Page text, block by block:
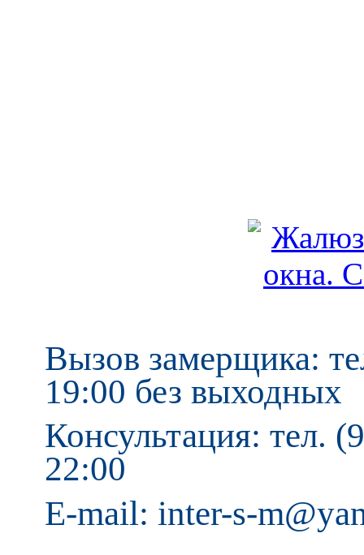
Вызов замерщика:
19:00 без выходных
Консультация: тел.
22:00
E-mail: inter-s-